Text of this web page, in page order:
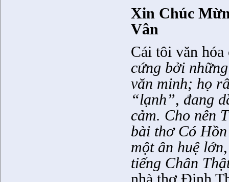
Xin Chúc
Vân
Cái tôi văn
cứng bởi
văn minh; họ
“lạnh”, đang
cảm. Cho nên
bài thơ Có
một ân huệ
tiếng Chân